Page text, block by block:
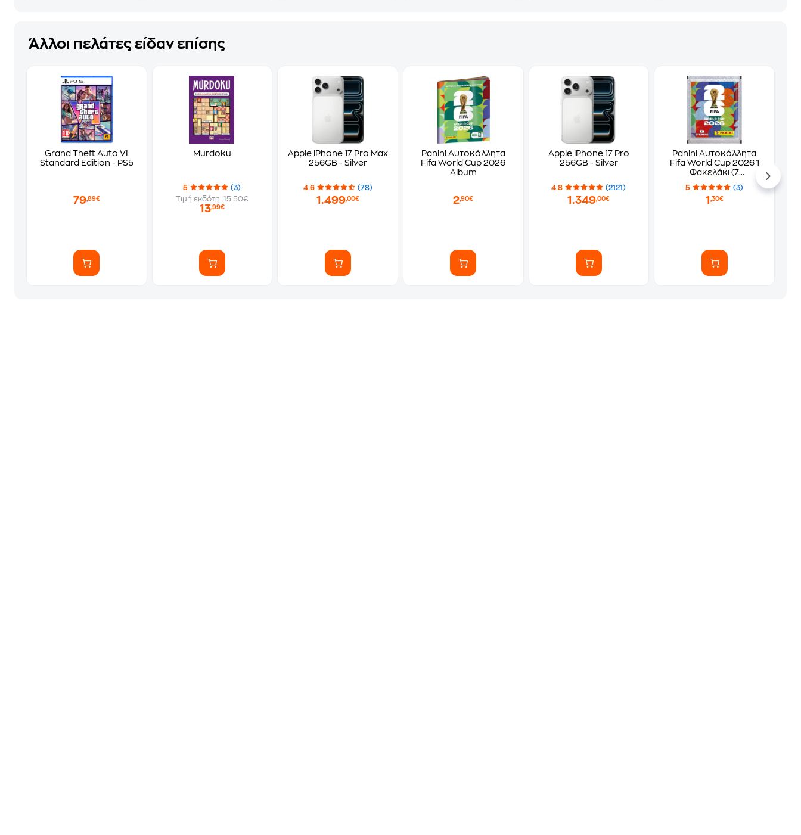
Άλλοι πελάτες είδαν επίσης
Grand Theft Auto VI
Standard Edition - PS5
79,89€
Murdoku
5
(3)
Τιμή εκδότη: 15.50€
13,99€
Apple iPhone 17 Pro Max
256GB - Silver
4.6 (78)
1.499,00€
Panini Αυτοκόλλητα
Fifa World Cup 2026
Album
2,90€
Apple iPhone 17 Pro
256GB - Silver
4.8 (2121)
1.349,00€
Panini Αυτοκόλλητα
Fifa World Cup 2026 1
Φακελάκι (7
Αυτοκόλλητα)
5 (3)
1 ,30€